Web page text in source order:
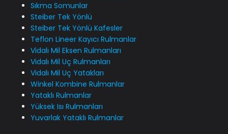
Sıkma Somunlar
Steiber Tek Yönlü
Steiber Tek Yönlü Kafesler
Teflon Lineer Kayıcı Rulmanlar
Vidalı Mil Eksen Rulmanları
Vidalı Mil Uç Rulmanları
Vidalı Mil Uç Yatakları
Winkel Kombine Rulmanlar
Yataklı Rulmanlar
Yüksek Isı Rulmanları
Yuvarlak Yataklı Rulmanlar